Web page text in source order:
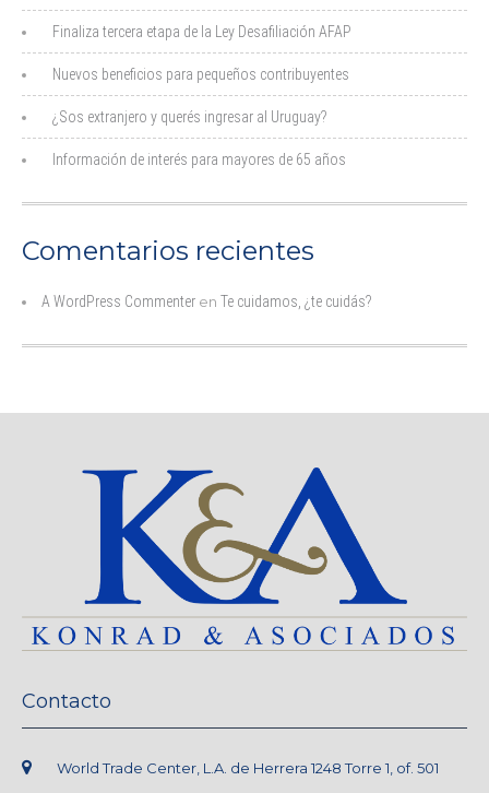
Finaliza tercera etapa de la Ley Desafiliación AFAP
Nuevos beneficios para pequeños contribuyentes
¿Sos extranjero y querés ingresar al Uruguay?
Información de interés para mayores de 65 años
Comentarios recientes
A WordPress Commenter en Te cuidamos, ¿te cuidás?
Contacto
World Trade Center, L.A. de Herrera 1248 Torre 1, of. 501